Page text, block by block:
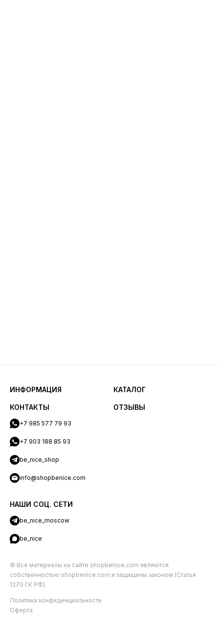
ИНФОРМАЦИЯ КАТАЛОГ
КОНТАКТЫ
+7 985 577 79 93
+7 903 188 85 93
be_nice_shop
info@shopbenice.com
НАШИ СОЦ. СЕТИ
be_nice_moscow
be_nice
ОТЗЫВЫ
© Все материалы на сайте shopbenice.com являются
собственностью shopbenice.com и защищены законом (Статья
1270 ГК РФ)
Политика конфиденциальности
Оферта